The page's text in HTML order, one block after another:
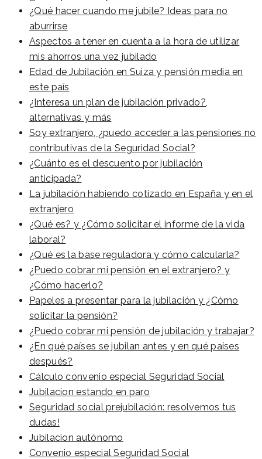
¿Qué hacer cuando me jubile? Ideas para no
aburrirse
Aspectos a tener en cuenta a la hora de utilizar
mis ahorros una vez jubilado
Edad de Jubilación en Suiza y pensión media en
este país
¿Interesa un plan de jubilación privado?,
alternativas y más
Soy extranjero, ¿puedo acceder a las pensiones no
contributivas de la Seguridad Social?
¿Cuánto es el descuento por jubilación
anticipada?
La jubilación habiendo cotizado en España y en el
extranjero
¿Qué es? y ¿Cómo solicitar el informe de la vida
laboral?
¿Qué es la base reguladora y cómo calcularla?
¿Puedo cobrar mi pensión en el extranjero? y
¿Cómo hacerlo?
Papeles a presentar para la jubilación y ¿Cómo
solicitar la pensión?
¿Puedo cobrar mi pensión de jubilación y trabajar?
¿En qué países se jubilan antes y en qué países
después?
Cálculo convenio especial Seguridad Social
Jubilacion estando en paro
Seguridad social prejubilación: resolvemos tus
dudas!
Jubilacion autónomo
Convenio especial Seguridad Social